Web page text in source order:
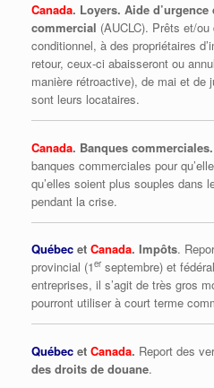
Canada. Loyers. Aide
commercial (AUCLC). Prêts et/
conditionnel, à des propriétaires
retour, ceux-ci abaisseront ou
manière rétroactive), de mai et de
sont leurs locataires.
Canada. Banques commerciales.
banques commerciales pour
qu’elles soient plus souples dans
pendant la crise.
Québec et Canada. Impôts.
provincial (1er septembre) et
entreprises, il s’agit de très gros
pourront utiliser à court terme
Québec et Canada. Report des
des droits de douane.